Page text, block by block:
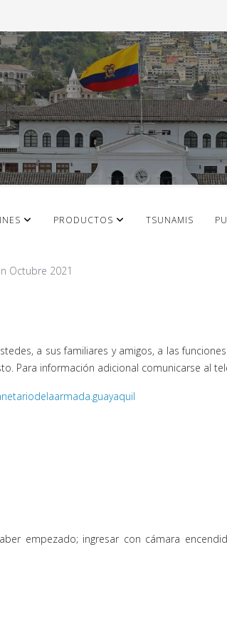
PRODUCTOS TSUNAMIS
Octubre 2021
a sus familiares y amigos, a las
Para información adicional comunicarse al
empezado; ingresar con cámara